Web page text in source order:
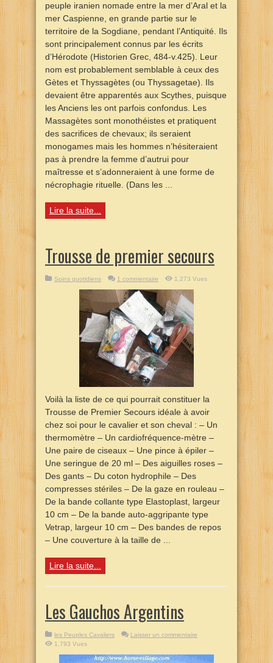
peuple iranien nomade entre la mer d’Aral et la
mer Caspienne, en grande partie sur le
territoire de la Sogdiane, pendant l’Antiquité. Ils
sont principalement connus par les écrits
d’Hérodote (Historien Grec, 484-v.425). Leur
nom est probablement semblable à ceux des
Gètes et Thyssagètes (ou Thyssagetae). Ils
devaient être apparentés aux Scythes, puisque
les Anciens les ont parfois confondus. Les
Massagètes sont monothéistes et pratiquent
des sacrifices de chevaux; ils seraient
monogames mais les hommes n’hésiteraient
pas à prendre la femme d’autrui pour
maîtresse et s’adonneraient à une forme de
nécrophagie rituelle. (Dans les ...
Lire la suite...
Trousse de premier secours
Soins quotidiens 1 commentaire 1,273 Vues
Voilà la liste de ce qui pourrait constituer la
Trousse de Premier Secours idéale à avoir
chez soi pour le cavalier et son cheval : – Un
thermomètre – Un cardiofréquence-mètre –
Une paire de ciseaux – Une pince à épiler –
Une seringue de 20 ml – Des aiguilles roses –
Des gants – Du coton hydrophile – Des
compresses stériles – De la gaze en rouleau –
De la bande collante type Elastoplast, largeur
10 cm – De la bande auto-aggripante type
Vetrap, largeur 10 cm – Des bandes de repos
– Une couverture à la taille de ...
Lire la suite...
Les Gauchos Argentins
les Peuples Cavaliers
Laisser un commentaire
1,793 Vues